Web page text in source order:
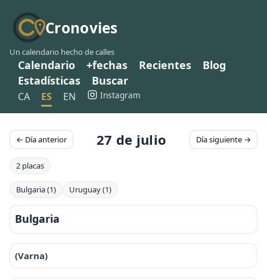
Cronovies
Un calendario hecho de calles
Calendario +fechas Recientes
Blog
Estadísticas
Buscar
CA ES EN Instagram
← Día anterior 27 de julio Día siguiente →
2 placas
Bulgaria (1) Uruguay (1)
Bulgaria
(Varna)